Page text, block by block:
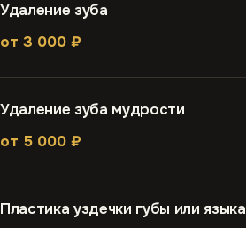
Удаление зуба
от 3 000 ₽
Удаление зуба мудрости
от 5 000 ₽
Пластика уздечки губы или языка